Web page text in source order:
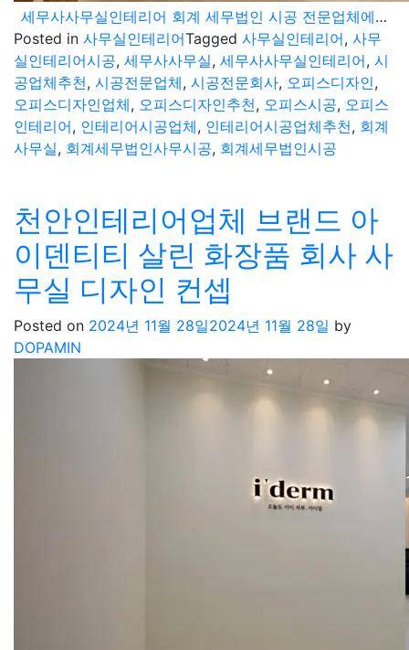
세무사사무실인테리어 회계 세무법인 시공 전문업체에 의뢰하세요
Posted in 사무실인테리어Tagged 사무실인테리어, 사무
실인테리어시공, 세무사사무실, 세무사사무실인테리어, 시
공업체추천, 시공전문업체, 시공전문회사, 오피스디자인,
오피스디자인업체, 오피스디자인추천, 오피스시공, 오피스
인테리어, 인테리어시공업체, 인테리어시공업체추천, 회계
사무실, 회계세무법인사무시공, 회계세무법인시공
천안인테리어업체 브랜드 아
이덴티티 살린 화장품 회사 사
무실 디자인 컨셉
Posted on 2024년 11월 28일2024년 11월 28일 by
DOPAMIN